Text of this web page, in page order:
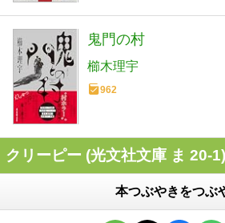
鬼門の村
櫛木理宇
962
クリーピー (光文社文庫 ま 20-
本つぶやきをつぶ